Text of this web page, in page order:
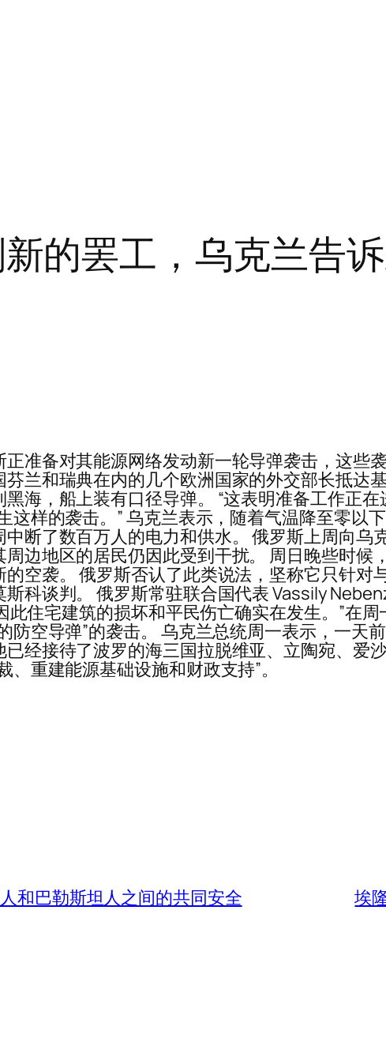
的罢工，乌克兰告
准备对其能源网络发动新一轮导弹袭击，这些
兰和瑞典在内的几个欧洲国家的外交部长抵达
海，船上装有口径导弹。 “这表明准备工作正
这样的袭击。” 乌克兰表示，随着气温降至零
断了数百万人的电力和供水。 俄罗斯上周向
边地区的居民仍因此受到干扰。 周日晚些时
空袭。 俄罗斯否认了此类说法，坚称它只针
科谈判。 俄罗斯常驻联合国代表 Vassily
此住宅建筑的损坏和平民伤亡确实在发生。”在
防空导弹”的袭击。 乌克兰总统周一表示，一天
经接待了波罗的海三国拉脱维亚、立陶宛、爱
重建能源基础设施和财政支持”。
和巴勒斯坦人之间的共同安全 埃